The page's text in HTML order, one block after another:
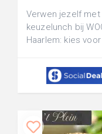
Verwen jezelf met
keuzelunch bij
Haarlem: kies